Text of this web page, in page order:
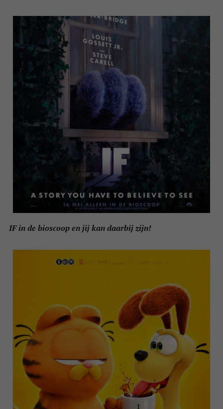
IF in de bioscoop en jij kan daarbij zijn!